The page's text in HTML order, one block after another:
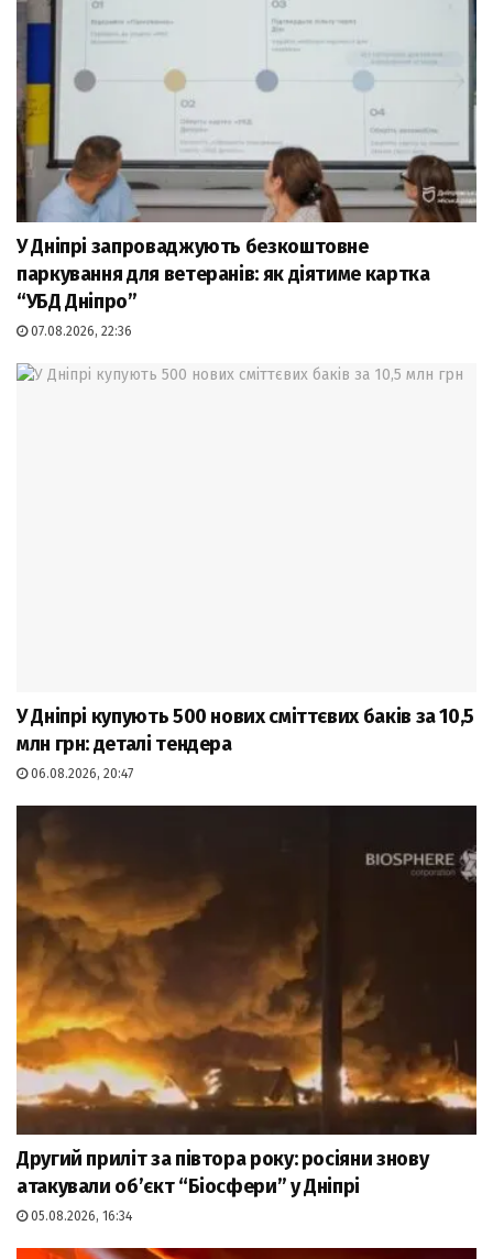
У Дніпрі запроваджують безкоштовне
паркування для ветеранів: як діятиме картка
“УБД Дніпро”
07.08.2026, 22:36
У Дніпрі купують 500 нових сміттєвих баків за 10,5
млн грн: деталі тендера
06.08.2026, 20:47
Другий приліт за півтора року: росіяни знову
атакували об’єкт “Біосфери” у Дніпрі
05.08.2026, 16:34